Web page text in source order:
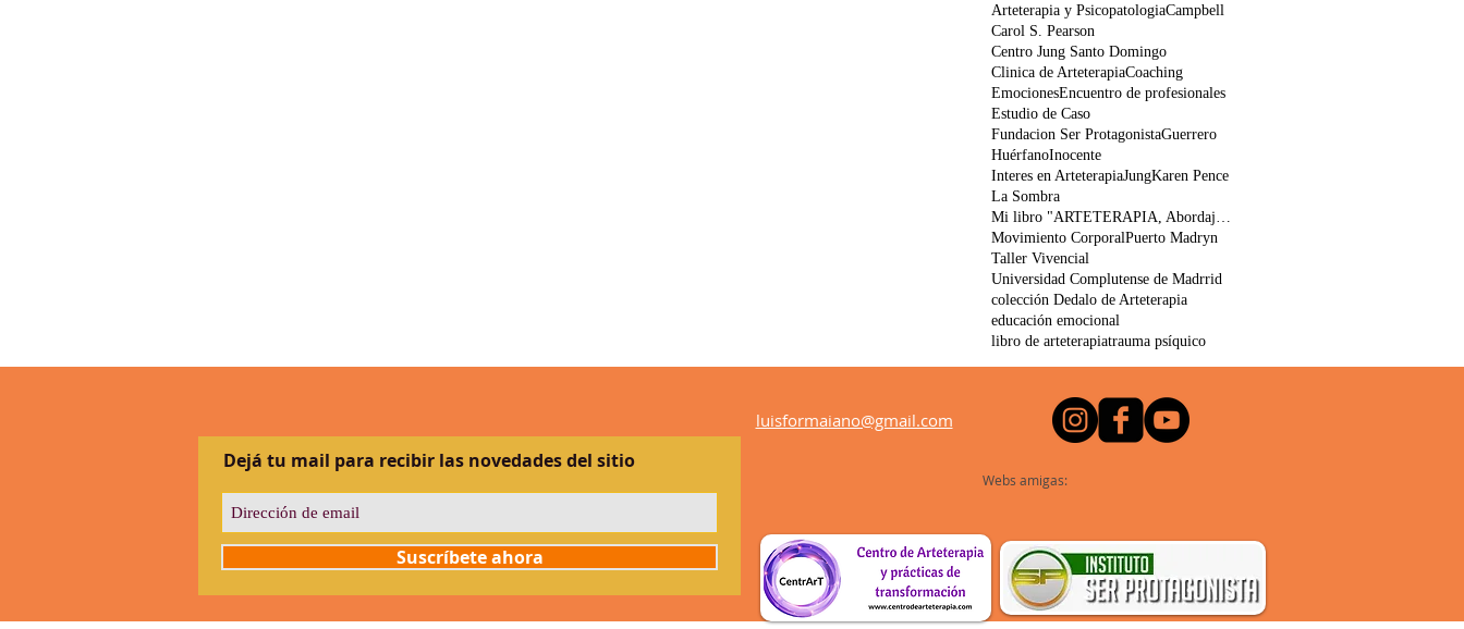
Arteterapia y PsicopatologiaCampbell
Carol S. Pearson
Centro Jung Santo Domingo
Clinica de ArteterapiaCoaching
EmocionesEncuentro de profesionales
Estudio de Caso
Fundacion Ser ProtagonistaGuerrero
HuérfanoInocente
Interes en ArteterapiaJungKaren Pence
La Sombra
Mi libro "ARTETERAPIA, Abordajes, Actividades
Movimiento CorporalPuerto Madryn
Taller Vivencial
Universidad Complutense de Madrrid
colección Dedalo de Arteterapia
educación emocional
libro de arteterapiatrauma psíquico
Dejá tu mail para recibir las novedades del sitio
Suscríbete ahora
luisformaiano@gmail.com
Webs amigas: